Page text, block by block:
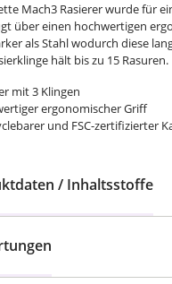
Mach3 Rasierer wurde für
über einen hochwertigen
als Stahl wodurch diese
hält bis zu 15 Rasuren.
mit 3 Klingen
ergonomischer Griff
und FSC-zertifizierter
/ Inhaltsstoffe